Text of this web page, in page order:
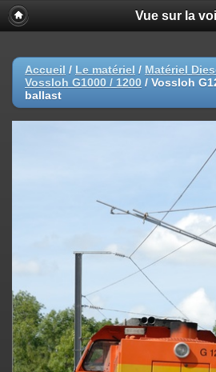
Vue sur la
Accueil / Le matériel / Matériel
Vossloh G1000 / 1200 / Vossloh
ballast